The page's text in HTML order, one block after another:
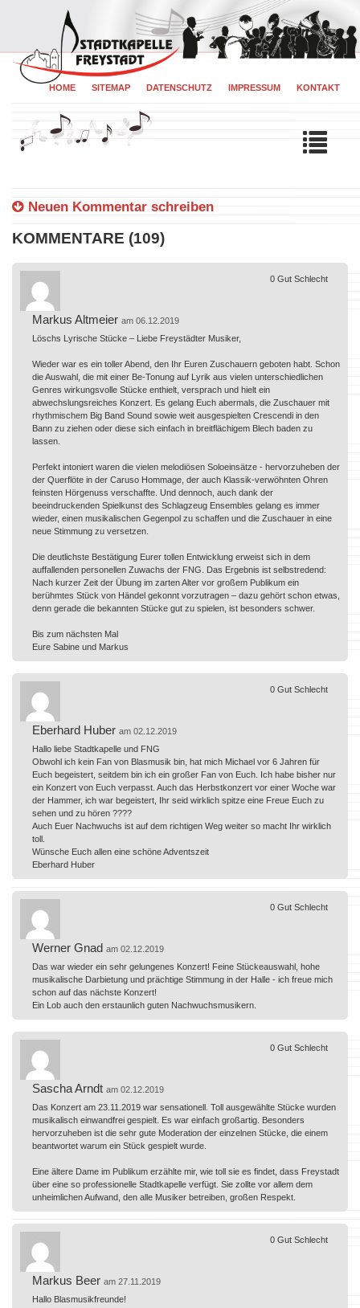
HOME SITEMAP DATENSCHUTZ IMPRESSUM KONTAKT
Neuen Kommentar schreiben
KOMMENTARE (109)
Markus Altmeier am 06.12.2019
Löschs Lyrische Stücke – Liebe Freystädter Musiker,
Wieder war es ein toller Abend, den Ihr Euren Zuschauern geboten habt. Schon
die Auswahl, die mit einer Be-Tonung auf Lyrik aus vielen unterschiedlichen
Genres wirkungsvolle Stücke enthielt, versprach und hielt ein
abwechslungsreiches Konzert. Es gelang Euch abermals, die Zuschauer mit
rhythmischem Big Band Sound sowie weit ausgespielten Crescendi in den
Bann zu ziehen oder diese sich einfach in breitflächigem Blech baden zu
lassen.
Perfekt intoniert waren die vielen melodiösen Soloeinsätze - hervorzuheben der
der Querflöte in der Caruso Hommage, der auch Klassik-verwöhnten Ohren
feinsten Hörgenuss verschaffte. Und dennoch, auch dank der
beeindruckenden Spielkunst des Schlagzeug Ensembles gelang es immer
wieder, einen musikalischen Gegenpol zu schaffen und die Zuschauer in eine
neue Stimmung zu versetzen.
Die deutlichste Bestätigung Eurer tollen Entwicklung erweist sich in dem
auffallenden personellen Zuwachs der FNG. Das Ergebnis ist selbstredend:
Nach kurzer Zeit der Übung im zarten Alter vor großem Publikum ein
berühmtes Stück von Händel gekonnt vorzutragen – dazu gehört schon etwas,
denn gerade die bekannten Stücke gut zu spielen, ist besonders schwer.
Bis zum nächsten Mal
Eure Sabine und Markus
0 Gut Schlecht
Eberhard Huber am 02.12.2019
Hallo liebe Stadtkapelle und FNG
Obwohl ich kein Fan von Blasmusik bin, hat mich Michael vor 6 Jahren für
Euch begeistert, seitdem bin ich ein großer Fan von Euch. Ich habe bisher nur
ein Konzert von Euch verpasst. Auch das Herbstkonzert vor einer Woche war
der Hammer, ich war begeistert, Ihr seid wirklich spitze eine Freue Euch zu
sehen und zu hören ????
Auch Euer Nachwuchs ist auf dem richtigen Weg weiter so macht Ihr wirklich
toll.
Wünsche Euch allen eine schöne Adventszeit
Eberhard Huber
0 Gut Schlecht
Werner Gnad am 02.12.2019
Das war wieder ein sehr gelungenes Konzert! Feine Stückeauswahl, hohe
musikalische Darbietung und prächtige Stimmung in der Halle - ich freue mich
schon auf das nächste Konzert!
Ein Lob auch den erstaunlich guten Nachwuchsmusikern.
0 Gut Schlecht
Sascha Arndt am 02.12.2019
Das Konzert am 23.11.2019 war sensationell. Toll ausgewählte Stücke wurden
musikalisch einwandfrei gespielt. Es war einfach großartig. Besonders
hervorzuheben ist die sehr gute Moderation der einzelnen Stücke, die einem
beantwortet warum ein Stück gespielt wurde.
Eine ältere Dame im Publikum erzählte mir, wie toll sie es findet, dass Freystadt
über eine so professionelle Stadtkapelle verfügt. Sie zollte vor allem dem
unheimlichen Aufwand, den alle Musiker betreiben, großen Respekt.
0 Gut Schlecht
Markus Beer am 27.11.2019
Hallo Blasmusikfreunde!
0 Gut Schlecht